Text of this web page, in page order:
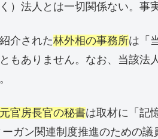
）法人とは一切関係ない。事
介された林外相の事務所は「
もありません。なお、当該法
官房長官の秘書は取材に「記
ーガン関連制度推進のための